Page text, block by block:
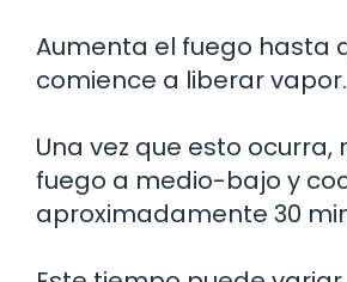
Aumenta el fuego hasta
comience a liberar vapor.
Una vez que esto ocurra,
fuego a medio-bajo y
aproximadamente 30